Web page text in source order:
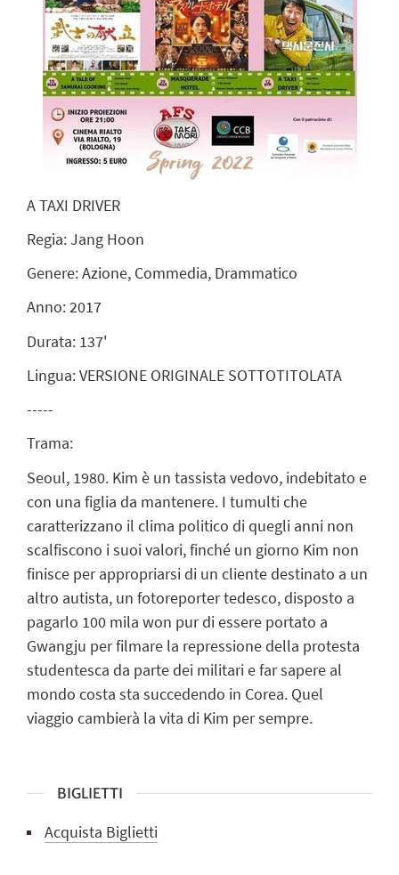
A TAXI DRIVER
Regia: Jang Hoon
Genere:Azione, Commedia, Drammatico
Anno: 2017
Durata: 137'
Lingua:VERSIONE ORIGINALE SOTTOTITOLATA
-----
Trama:
Seoul, 1980. Kim è un tassista vedovo, indebitato e
con una figlia da mantenere. I tumulti che
caratterizzano il clima politico di quegli anni non
scalfiscono i suoi valori, finché un giorno Kim non
finisce per appropriarsi di un cliente destinato a un
altro autista, un fotoreporter tedesco, disposto a
pagarlo 100 mila won pur di essere portato a
Gwangju per filmare la repressione della protesta
studentesca da parte dei militari e far sapere al
mondo costa sta succedendo in Corea. Quel
viaggio cambierà la vita di Kim per sempre.
BIGLIETTI
Acquista Biglietti